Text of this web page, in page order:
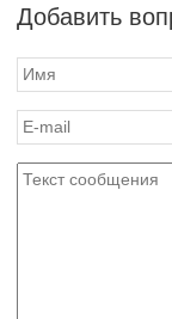
Добавить